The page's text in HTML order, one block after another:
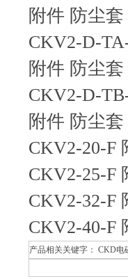
附件 防尘
CKV2-D-
附件 防尘
CKV2-D-
附件 防尘
CKV2-20-F
CKV2-25-F
CKV2-32-F
CKV2-40-F
产品相关关键字： CKD